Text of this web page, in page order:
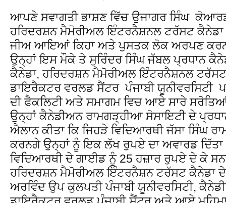
ਆਪਣੇ ਸਵਾਗਤੀ ਭਾਸ਼ਣ ਵਿੱਚ ਉਜਾਗਰ ਸਿੰਘ
ਹਰਿਦਰਸ਼ਨ ਮੈਮੋਰੀਅਲ ਇੰਟਰਨੈਸ਼ਨਲ ਟਰੱਸਟ
ਜੀਅ ਆਇਆਂ ਕਿਹਾ ਅਤੇ ਪੁਸਤਕ ਲੋਕ ਅਰਪਣ ਕਰਨ
ਉਨ੍ਹਾਂ ਇਸ ਮੌਕੇ ਤੇ ਸੁਰਿੰਦਰ ਸਿੰਘ ਜੱਬਲ ਪ੍ਰਧਾਨ
ਕੈਨੇਡਾ, ਹਰਿਦਰਸ਼ਨ ਮੈਮੋਰੀਅਲ ਇੰਟਰਨੈਸ਼ਨਲ ਟਰੱਸਟ
ਡਾਇਰੈਕਟਰ ਵਰਲਡ ਸੈਂਟਰ ਪੰਜਾਬੀ ਯੂਨੀਵਰਸਿਟੀ
ਦੀ ਫੈਕਲਿਟੀ ਅਤੇ ਸਮਾਗਮ ਵਿਚ ਆਏ ਸਾਰੇ
ਉਨ੍ਹਾਂ ਕੈਨੇਡੀਅਨ ਰਾਮਗੜ੍ਹੀਆ ਸੋਸਾਇਟੀ ਦੇ
ਐਲਾਨ ਕੀਤਾ ਕਿ ਜਿਹੜੇ ਵਿਦਿਆਰਥੀ ਜੱਸਾ ਸਿੰਘ
ਕਰਨਗੇ ਉਨ੍ਹਾਂ ਨੂੰ ਇਕ ਲੱਖ ਰੁਪਏ ਦਾ ਅਵਾਰਡ
ਵਿਦਿਆਰਥੀ ਦੇ ਗਾਈਡ ਨੂੰ 25 ਹਜ਼ਾਰ ਰੁਪਏ ਦੇ ਕੇ
ਹਰਿਦਰਸ਼ਨ ਮੈਮੋਰੀਅਲ ਇੰਟਰਨੈਸ਼ਨ ਟਰੱਸਟ ਕੈਨੇਡਾ ਦੇ
ਅਰਵਿੰਦ ਉਪ ਕੁਲਪਤੀ ਪੰਜਾਬੀ ਯੂਨੀਵਰਸਿਟੀ,